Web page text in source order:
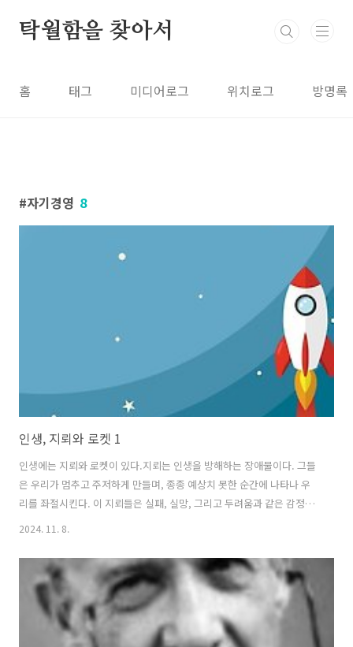
탁월함을 찾아서
홈 태그 미디어로그 위치로그 방명록
자기경영 8
인생, 지뢰와 로켓 1
인생에는 지뢰와 로켓이 있다.지뢰는 인생을 방해하는 장애물이다. 그들
은 우리가 멈추고 주저하게 만들며, 종종 예상치 못한 순간에 나타나 우
리를 좌절시킨다. 이 지뢰들은 실패, 실망, 그리고 두려움과 같은 감정을
갖게 만든다. 하지만 그 지뢰를 극복하는 과정 자체가 우리를 더 강하게
지뢰를 밟는 것은 우리의 발걸음을 조정하고, 우리가 진정으로 추구해야
할 목표를 다시 생각하게 만드는 기회가 된다.로켓은 우리를 앞으로 나가
게 하는 원동력이다. 그것은 열정, 목표, 그리고 성취감에서 나오는 추진
력이다. 로켓은 단순한 동기 이상으로 우리를 위로 끌어올리고 새로운 차
원으로 도약하게 만든다. 때로는 한순간의 성취나 누군가의 격려 한마디
2024. 11. 8.